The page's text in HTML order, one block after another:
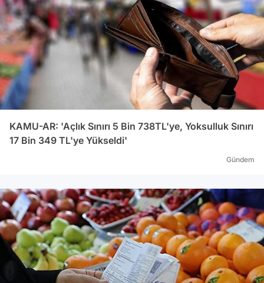
KAMU-AR: 'Açlık Sınırı 5 Bin 738TL'ye, Yoksulluk Sınırı
17 Bin 349 TL'ye Yükseldi'
Gündem